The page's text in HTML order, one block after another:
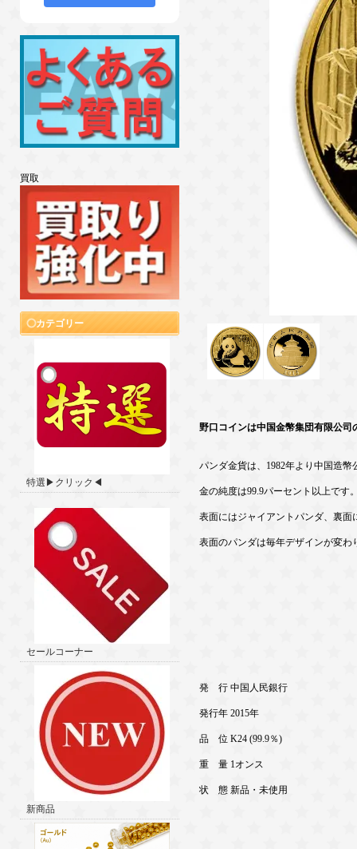
買取
カテゴリー
特選▶クリック◀
セールコーナー
新商品
野口コインは中国金幣集団有限公司
パンダ金貨は、1982年より中国造
金の純度は99.9パーセント以上です
表面にはジャイアントパンダ、裏
表面のパンダは毎年デザインが変わ
発 行 中国人民銀行
発行年 2015年
品 位 K24 (99.9％)
重 量 1オンス
状 態 新品・未使用